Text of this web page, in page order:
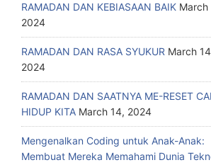
RAMADAN DAN KEBIASAAN BAIK March
2024
RAMADAN DAN RASA SYUKUR March
2024
RAMADAN DAN SAATNYA ME-RESET
HIDUP KITA March 14, 2024
Mengenalkan Coding untuk Anak-Anak:
Membuat Mereka Memahami Dunia